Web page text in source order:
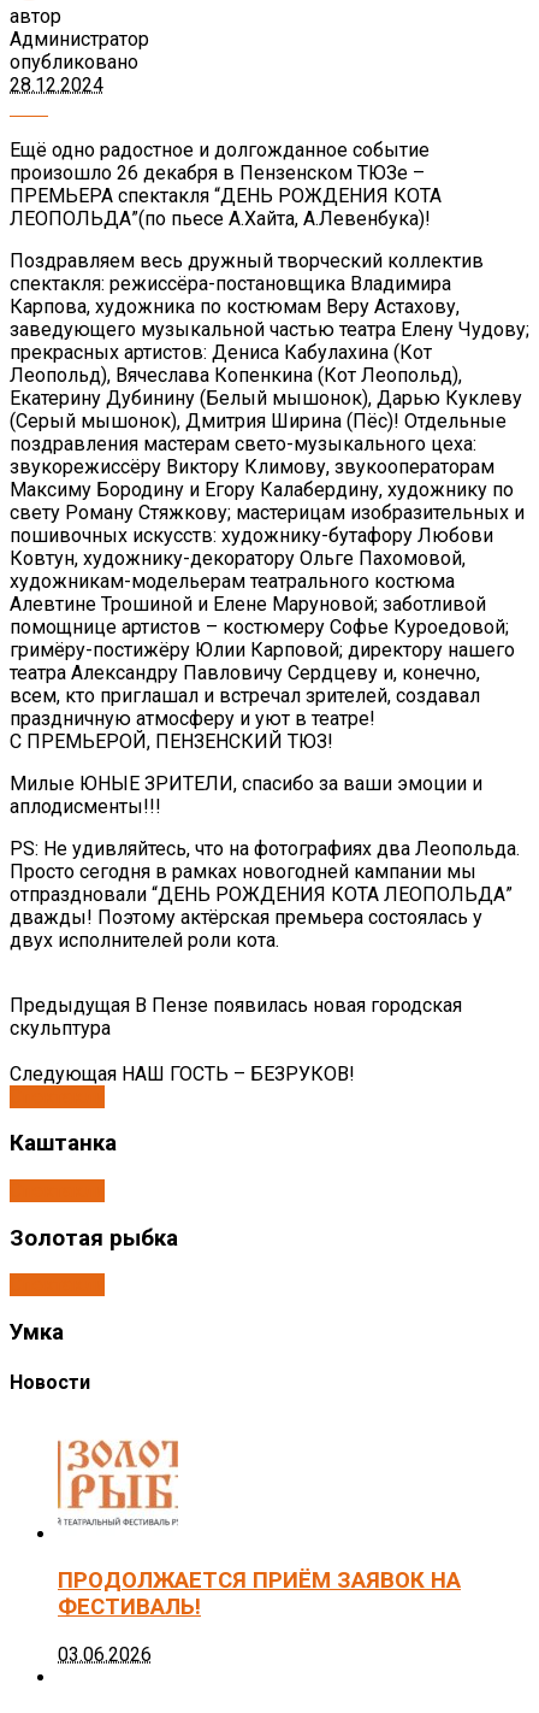
автор
Администратор
опубликовано
28.12.2024
Ещё одно радостное и долгожданное событие
произошло 26 декабря в Пензенском ТЮЗе –
ПРЕМЬЕРА спектакля “ДЕНЬ РОЖДЕНИЯ КОТА
ЛЕОПОЛЬДА”(по пьесе А.Хайта, А.Левенбука)!
Поздравляем весь дружный творческий коллектив
спектакля: режиссёра-постановщика Владимира
Карпова, художника по костюмам Веру Астахову,
заведующего музыкальной частью театра Елену Чудову;
прекрасных артистов: Дениса Кабулахина (Кот
Леопольд), Вячеслава Копенкина (Кот Леопольд),
Екатерину Дубинину (Белый мышонок), Дарью Куклеву
(Серый мышонок), Дмитрия Ширина (Пёс)! Отдельные
поздравления мастерам свето-музыкального цеха:
звукорежиссёру Виктору Климову, звукооператорам
Максиму Бородину и Егору Калабердину, художнику по
свету Роману Стяжкову; мастерицам изобразительных и
пошивочных искусств: художнику-бутафору Любови
Ковтун, художнику-декоратору Ольге Пахомовой,
художникам-модельерам театрального костюма
Алевтине Трошиной и Елене Маруновой; заботливой
помощнице артистов – костюмеру Софье Куроедовой;
гримëру-постижëру Юлии Карповой; директору нашего
театра Александру Павловичу Сердцеву и, конечно,
всем, кто приглашал и встречал зрителей, создавал
праздничную атмосферу и уют в театре!
С ПРЕМЬЕРОЙ, ПЕНЗЕНСКИЙ ТЮЗ!
Милые ЮНЫЕ ЗРИТЕЛИ, спасибо за ваши эмоции и
аплодисменты!!!
PS: Не удивляйтесь, что на фотографиях два Леопольда.
Просто сегодня в рамках новогодней кампании мы
отпраздновали “ДЕНЬ РОЖДЕНИЯ КОТА ЛЕОПОЛЬДА”
дважды! Поэтому актёрская премьера состоялась у
двух исполнителей роли кота.
Предыдущая В Пензе появилась новая городская
скульптура
Следующая НАШ ГОСТЬ – БЕЗРУКОВ!
Каштанка
Золотая рыбка
Умка
Новости
ПРОДОЛЖАЕТСЯ ПРИЁМ ЗАЯВОК НА
ФЕСТИВАЛЬ!
03.06.2026